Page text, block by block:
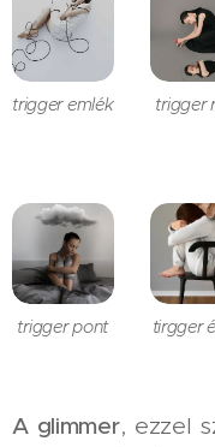
trigger emlék trigger
trigger pont tirgger
A glimmer, ezzel